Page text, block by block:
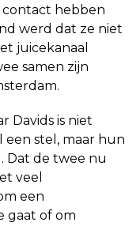
hebben
werd dat ze niet
juicekanaal
samen zijn
Davids is niet
een stel, maar hun
Dat de twee nu
veel
een
gaat of om